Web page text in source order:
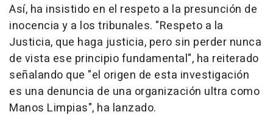
Así, ha insistido en el respeto a la presunción de
inocencia y a los tribunales. "Respeto a la
Justicia, que haga justicia, pero sin perder nunca
de vista ese principio fundamental", ha reiterado
señalando que "el origen de esta investigación
es una denuncia de una organización ultra como
Manos Limpias", ha lanzado.